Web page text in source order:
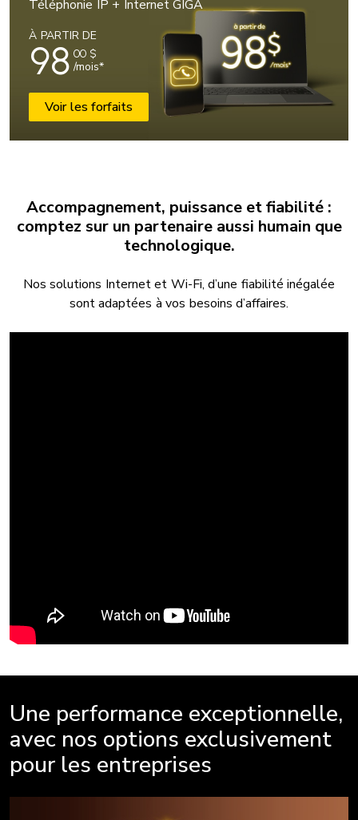
Téléphonie IP + Internet GIGA
À PARTIR DE
98 00 $
/mois*
Voir les forfaits
Accompagnement, puissance et fiabilité :
comptez sur un partenaire aussi humain que
technologique.
Nos solutions Internet et Wi-Fi, d’une fiabilité inégalée
sont adaptées à vos besoins d’affaires.
Une performance exceptionnelle,
avec nos options exclusivement
pour les entreprises